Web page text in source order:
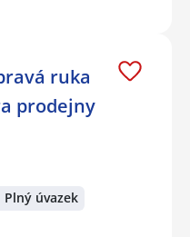
ruka
prodejny
Plný úvazek